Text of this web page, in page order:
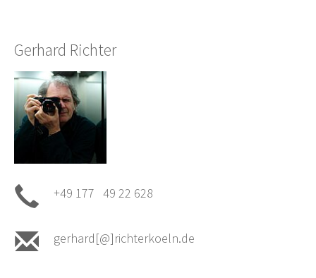
Gerhard Richter
+49 177 49 22 628
gerhard[@]richterkoeln.de